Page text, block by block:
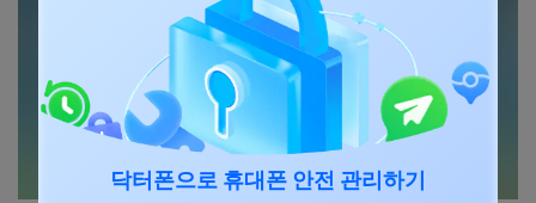
닥터폰으로 휴대폰 안전 관리하기